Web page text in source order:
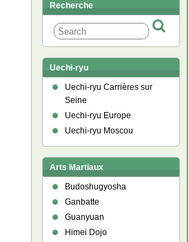
Recherche
Uechi-ryu
Uechi-ryu Carrières sur
Seine
Uechi-ryu Europe
Uechi-ryu Moscou
Arts Martiaux
Budoshugyosha
Ganbatte
Guanyuan
Himei Dojo